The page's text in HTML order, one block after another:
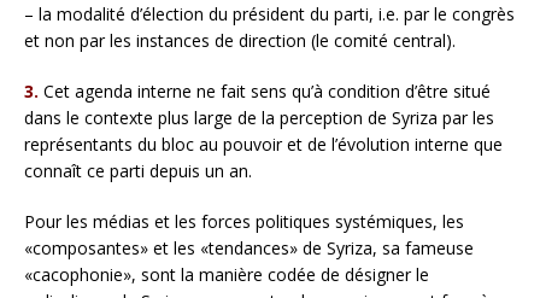
– la modalité d’élection du président du parti, i.e. par le congrès
et non par les instances de direction (le comité central).
3. Cet agenda interne ne fait sens qu’à condition d’être situé
dans le contexte plus large de la perception de Syriza par les
représentants du bloc au pouvoir et de l’évolution interne que
connaît ce parti depuis un an.
Pour les médias et les forces politiques systémiques, les
«composantes» et les «tendances» de Syriza, sa fameuse
«cacophonie», sont la manière codée de désigner le